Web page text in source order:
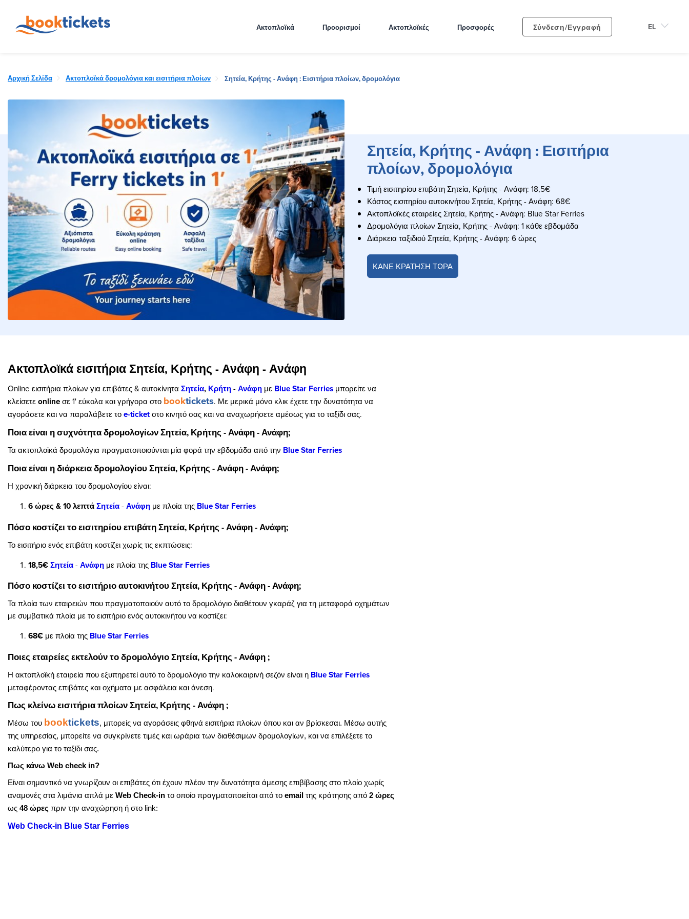
Ακτοπλοϊκά Προορισμοί Ακτοπλοϊκές Προσφορές Σύνδεση/Εγγραφή
Αρχική Σελίδα Ακτοπλοϊκά δρομολόγια και εισιτήρια πλοίων Σητεία, Κρήτης - Ανάφη : Εισιτήρια πλοίων, δρομολόγια
Σητεία, Κρήτης - Ανάφη : Εισιτήρια
πλοίων, δρομολόγια
Τιμή εισιτηρίου επιβάτη Σητεία, Κρήτης - Ανάφη: 18,5€
Κόστος εισιτηρίου αυτοκινήτου Σητεία, Κρήτης - Ανάφη: 68€
Ακτοπλοϊκές εταιρείες Σητεία, Κρήτης - Ανάφη: Blue Star Ferries
Δρομολόγια πλοίων Σητεία, Κρήτης - Ανάφη: 1 κάθε εβδομάδα
Διάρκεια ταξιδιού Σητεία, Κρήτης - Ανάφη: 6 ώρες
ΚΑΝΕ ΚΡΑΤΗΣΗ ΤΩΡΑ
Ακτοπλοϊκά εισιτήρια Σητεία, Κρήτης - Ανάφη - Ανάφη
Online εισιτήρια πλοίων για επιβάτες & αυτοκίνητα Σητεία, Κρήτη-Ανάφη με Blue Star Ferries μπορείτε να
κλείσετεonlineσε 1' εύκολα και γρήγορα στο booktickets. Με μερικά μόνο κλικ έχετε την δυνατότητα να
αγοράσετε και να παραλάβετε τοe-ticketστο κινητό σας και να αναχωρήσετε αμέσως για το ταξίδι σας.
Ποια είναι η συχνότητα δρομολογίων Σητεία, Κρήτης - Ανάφη - Ανάφη;
Τα ακτοπλοϊκά δρομολόγια πραγματοποιούνται μία φορά την εβδομάδα από την Blue Star Ferries
Ποια είναι η διάρκεια δρομολογίου Σητεία, Κρήτης - Ανάφη - Ανάφη;
Η χρονική διάρκεια του δρομολογίου είναι:
6 ώρες & 10 λεπτάΣητεία-Ανάφη με πλοία της Blue Star Ferries
Πόσο κοστίζει το εισιτηρίου επιβάτη Σητεία, Κρήτης - Ανάφη - Ανάφη;
Το εισιτήριο ενός επιβάτη κοστίζει χωρίς τις εκπτώσεις:
18,5€Σητεία-Ανάφη με πλοία της Blue Star Ferries
Πόσο κοστίζει το εισιτήριο αυτοκινήτου Σητεία, Κρήτης - Ανάφη - Ανάφη;
Τα πλοία των εταιρειών που πραγματοποιούν αυτό το δρομολόγιο διαθέτουν γκαράζ για τη μεταφορά οχημάτων
με συμβατικά πλοία με το εισιτήριο ενός αυτοκινήτου να κοστίζει:
68€ με πλοία της Blue Star Ferries
Ποιες εταιρείες εκτελούν το δρομολόγιο Σητεία, Κρήτης - Ανάφη ;
Η ακτοπλοϊκή εταιρεία που εξυπηρετεί αυτό το δρομολόγιο την καλοκαιρινή σεζόν είναι η Blue Star Ferries
μεταφέροντας επιβάτες και οχήματα με ασφάλεια και άνεση.
Πως κλείνω εισιτήρια πλοίων Σητεία, Κρήτης - Ανάφη ;
Μέσω του booktickets, μπορείς να αγοράσεις φθηνά εισιτήρια πλοίων όπου και αν βρίσκεσαι. Μέσω αυτής
της υπηρεσίας, μπορείτε να συγκρίνετε τιμές και ωράρια των διαθέσιμων δρομολογίων, και να επιλέξετε το
καλύτερο για το ταξίδι σας.
Πως κάνω Web check in?
Είναι σημαντικό να γνωρίζουν οι επιβάτες ότι έχουν πλέον την δυνατότητα άμεσης επιβίβασης στο πλοίο χωρίς
αναμονές στα λιμάνια απλά με Web Check-in το οποίο πραγματοποιείται από το email της κράτησης από 2 ώρες
ως 48 ώρες πριν την αναχώρηση ή στο link:
Web Check-in Blue Star Ferries